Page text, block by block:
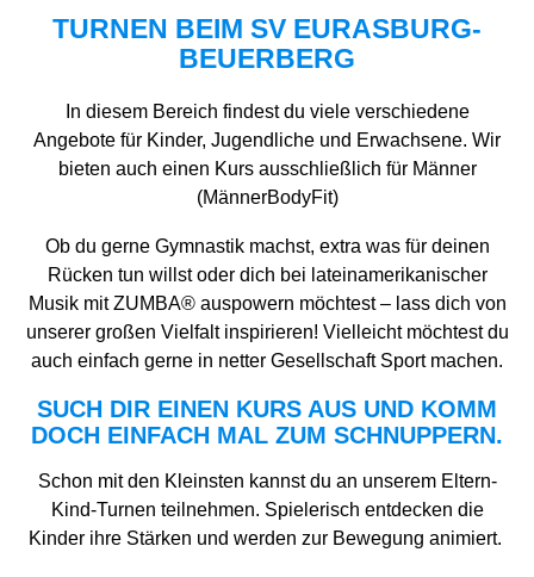
TURNEN BEIM SV EURASBURG-
BEUERBERG
In diesem Bereich findest du viele verschiedene
Angebote für Kinder, Jugendliche und Erwachsene. Wir
bieten auch einen Kurs ausschließlich für Männer
(MännerBodyFit)
Ob du gerne Gymnastik machst, extra was für deinen
Rücken tun willst oder dich bei lateinamerikanischer
Musik mit ZUMBA® auspowern möchtest – lass dich von
unserer großen Vielfalt inspirieren! Vielleicht möchtest du
auch einfach gerne in netter Gesellschaft Sport machen.
SUCH DIR EINEN KURS AUS UND KOMM
DOCH EINFACH MAL ZUM SCHNUPPERN.
Schon mit den Kleinsten kannst du an unserem Eltern-
Kind-Turnen teilnehmen. Spielerisch entdecken die
Kinder ihre Stärken und werden zur Bewegung animiert.